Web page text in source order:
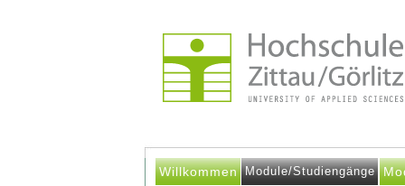
Willkommen Module/Studiengänge